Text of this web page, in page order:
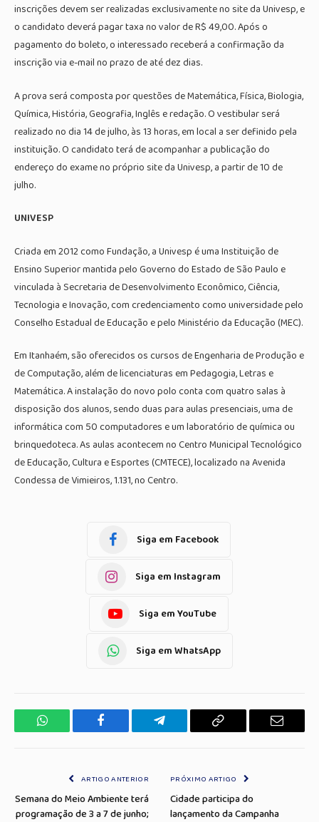
inscrições devem ser realizadas exclusivamente no site da Univesp, e
o candidato deverá pagar taxa no valor de R$ 49,00. Após o
pagamento do boleto, o interessado receberá a confirmação da
inscrição via e-mail no prazo de até dez dias.
A prova será composta por questões de Matemática, Física, Biologia,
Química, História, Geografia, Inglês e redação. O vestibular será
realizado no dia 14 de julho, às 13 horas, em local a ser definido pela
instituição. O candidato terá de acompanhar a publicação do
endereço do exame no próprio site da Univesp, a partir de 10 de
julho.
UNIVESP
Criada em 2012 como Fundação, a Univesp é uma Instituição de
Ensino Superior mantida pelo Governo do Estado de São Paulo e
vinculada à Secretaria de Desenvolvimento Econômico, Ciência,
Tecnologia e Inovação, com credenciamento como universidade pelo
Conselho Estadual de Educação e pelo Ministério da Educação (MEC).
Em Itanhaém, são oferecidos os cursos de Engenharia de Produção e
de Computação, além de licenciaturas em Pedagogia, Letras e
Matemática. A instalação do novo polo conta com quatro salas à
disposição dos alunos, sendo duas para aulas presenciais, uma de
informática com 50 computadores e um laboratório de química ou
brinquedoteca. As aulas acontecem no Centro Municipal Tecnológico
de Educação, Cultura e Esportes (CMTECE), localizado na Avenida
Condessa de Vimieiros, 1.131, no Centro.
Siga em Facebook
Siga em Instagram
Siga em YouTube
Siga em WhatsApp
WhatsApp Facebook Telegrama Copiar
E-
ARTIGO ANTERIOR
Semana do Meio Ambiente terá
programação de 3 a 7 de junho;
PRÓXIMO ARTIGO
Cidade participa do
lançamento da Campanha